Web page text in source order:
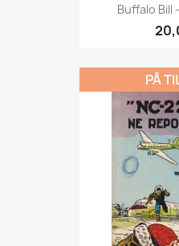
Buffalo Bill
PÅ